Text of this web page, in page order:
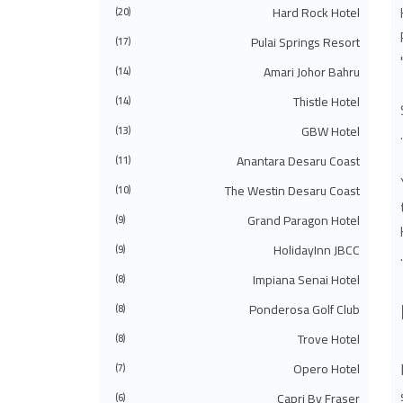
◄يوليو 2024 (49)
◄مايو 2024 (34)
◄مارس 2024 (73)
◄فبراير 2024
◄يناير 2024
◄
2023
(483)
◄نوفمبر 2023 (40)
◄سبتمبر 2023 (51)
◄أغسطس 2023 (41)
◄يوليو 2023 (40)
◄يونيو 2023 (32)
◄أبريل 2023 (29)
◄مارس 2023 (86)
◄فبراير 2023 (42)
◄يناير 2023
◄
2022
(575)
◄ديسمبر 2022
Hard Rock Hotel
(20)
Pulai Springs Resort
(17)
Amari Johor Bahru
(14)
Thistle Hotel
(14)
GBW Hotel
(13)
Anantara Desaru Coast
(11)
The Westin Desaru Coast
(10)
Grand Paragon Hotel
(9)
HolidayInn JBCC
(9)
Impiana Senai Hotel
(8)
Ponderosa Golf Club
(8)
Trove Hotel
(8)
Opero Hotel
(7)
(6)